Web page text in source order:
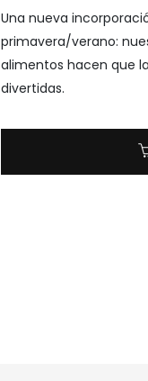
Una nueva
primavera/verano:
alimentos hacen que
divertidas.